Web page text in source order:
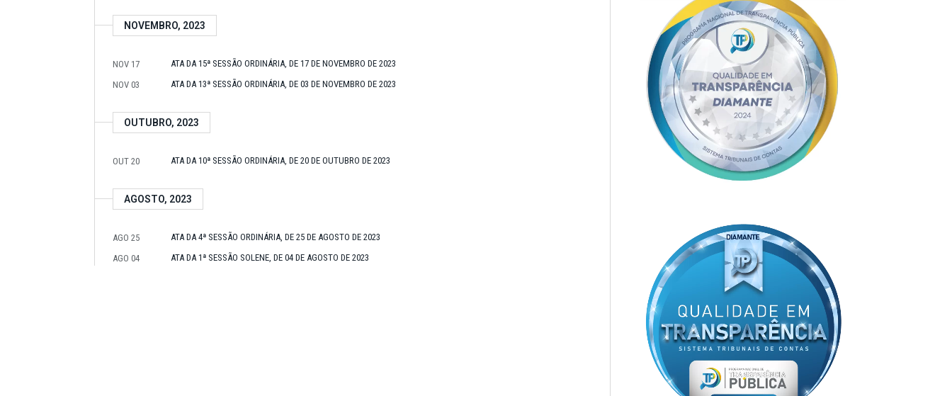
NOVEMBRO, 2023
NOV 17
ATA DA 15ª SESSÃO ORDINÁRIA, DE 17 DE NOVEMBRO DE 2023
NOV 03
ATA DA 13ª SESSÃO ORDINÁRIA, DE 03 DE NOVEMBRO DE 2023
OUTUBRO, 2023
OUT 20 ATA DA 10ª SESSÃO ORDINÁRIA, DE 20 DE OUTUBRO DE 2023
AGOSTO, 2023
AGO 25
ATA DA 4ª SESSÃO ORDINÁRIA, DE 25 DE AGOSTO DE 2023
AGO 04
ATA DA 1ª SESSÃO SOLENE, DE 04 DE AGOSTO DE 2023